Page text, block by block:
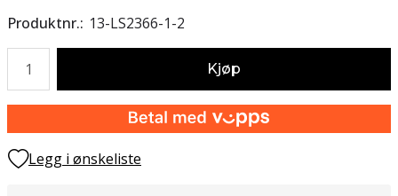
Produktnr. 13-LS2366-1-2
Kjøp
Legg i ønskeliste